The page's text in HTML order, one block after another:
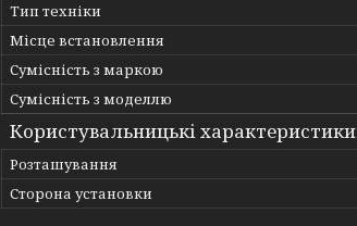
Тип техніки
Місце встановлення
Сумісність з маркою
Сумісність з моделлю
Користувальницькі характеристики
Розташування
Сторона установки